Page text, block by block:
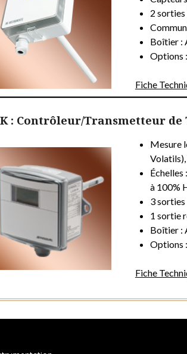
2
Boîtier :
Options
Fiche
: Contrôleur/Transmetteur de
Mesure
à 100%
3
1 sortie
Boîtier :
Options
Fiche